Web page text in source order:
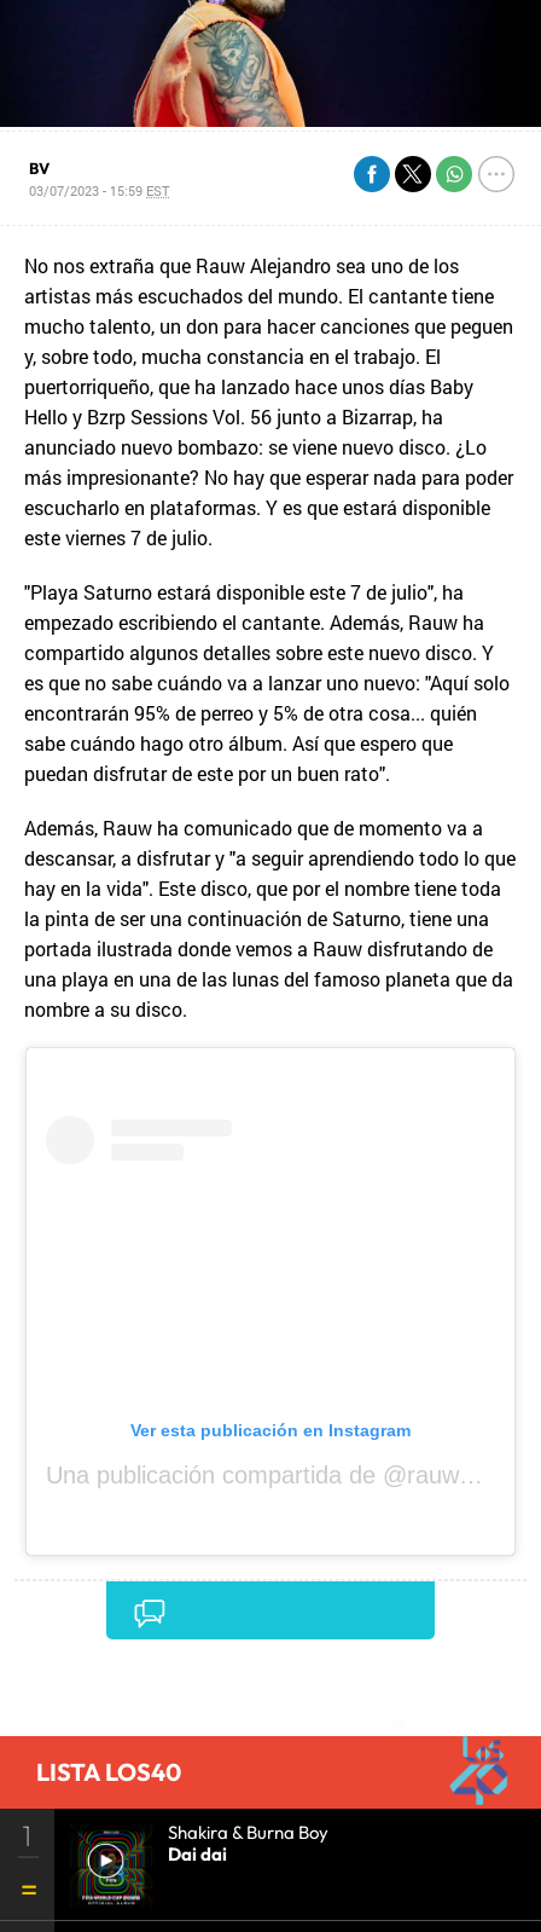
BV
03/07/2023 - 15:59 EST
No nos extraña que Rauw Alejandro sea uno de los
artistas más escuchados del mundo. El cantante tiene
mucho talento, un don para hacer canciones que peguen
y, sobre todo, mucha constancia en el trabajo. El
puertorriqueño, que ha lanzado hace unos días Baby
Hello y Bzrp Sessions Vol. 56 junto a Bizarrap, ha
anunciado nuevo bombazo: se viene nuevo disco. ¿Lo
más impresionante? No hay que esperar nada para poder
escucharlo en plataformas. Y es que estará disponible
este viernes 7 de julio.
"Playa Saturno estará disponible este 7 de julio", ha
empezado escribiendo el cantante. Además, Rauw ha
compartido algunos detalles sobre este nuevo disco. Y
es que no sabe cuándo va a lanzar uno nuevo: "Aquí solo
encontrarán 95% de perreo y 5% de otra cosa... quién
sabe cuándo hago otro álbum. Así que espero que
puedan disfrutar de este por un buen rato".
Además, Rauw ha comunicado que de momento va a
descansar, a disfrutar y "a seguir aprendiendo todo lo que
hay en la vida". Este disco, que por el nombre tiene toda
la pinta de ser una continuación de Saturno, tiene una
portada ilustrada donde vemos a Rauw disfrutando de
una playa en una de las lunas del famoso planeta que da
nombre a su disco.
Ver esta publicación en Instagram
Una publicación compartida de @rauwalejandro
LISTA LOS40
1
Shakira & Burna Boy
Dai dai